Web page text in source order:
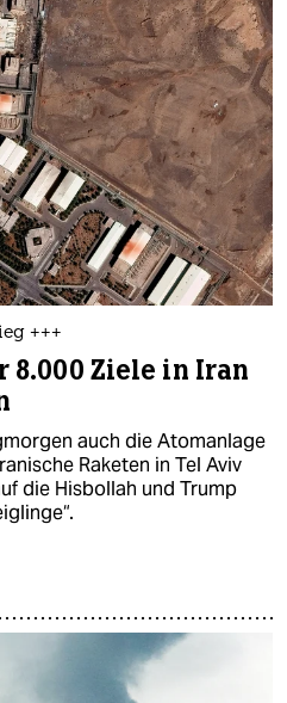
+++
8.000 Ziele in Iran
auch die Atomanlage
Raketen in Tel Aviv
die Hisbollah und Trump